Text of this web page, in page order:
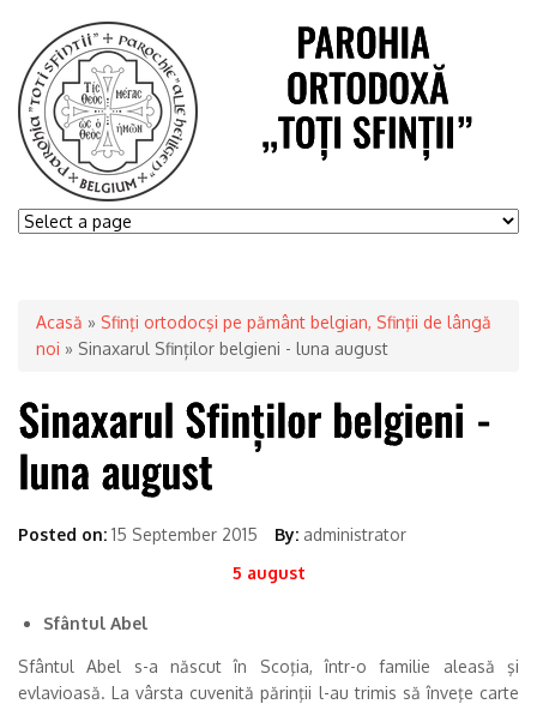
Acasă » Sfinţi ortodocşi pe pământ belgian, Sfinţii de lângă
noi » Sinaxarul Sfinților belgieni - luna august
Posted on: 15 September 2015 By: administrator
5 august
Sfântul Abel
Sfântul Abel s-a născut în Scoţia, într-o familie aleasă şi
evlavioasă. La vârsta cuvenită părinţii l-au trimis să înveţe carte